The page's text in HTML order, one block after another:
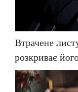
Втрачене
розкриває